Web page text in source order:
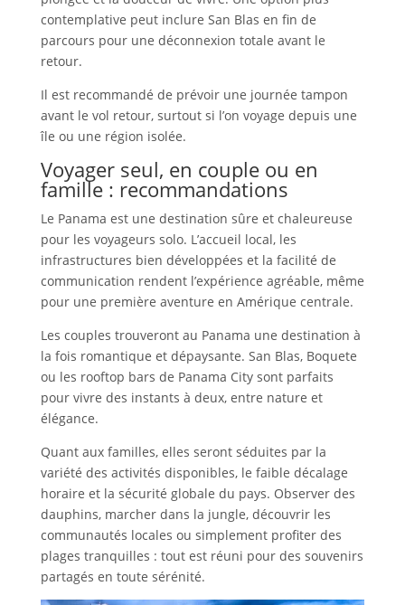
contemplative peut inclure San Blas en fin de
parcours pour une déconnexion totale avant le
retour.
Il est recommandé de prévoir une journée tampon
avant le vol retour, surtout si l’on voyage depuis une
île ou une région isolée.
Voyager seul, en couple ou en
famille : recommandations
Le Panama est une destination sûre et chaleureuse
pour les voyageurs solo. L’accueil local, les
infrastructures bien développées et la facilité de
communication rendent l’expérience agréable, même
pour une première aventure en Amérique centrale.
Les couples trouveront au Panama une destination à
la fois romantique et dépaysante. San Blas, Boquete
ou les rooftop bars de Panama City sont parfaits
pour vivre des instants à deux, entre nature et
élégance.
Quant aux familles, elles seront séduites par la
variété des activités disponibles, le faible décalage
horaire et la sécurité globale du pays. Observer des
dauphins, marcher dans la jungle, découvrir les
communautés locales ou simplement profiter des
plages tranquilles : tout est réuni pour des souvenirs
partagés en toute sérénité.